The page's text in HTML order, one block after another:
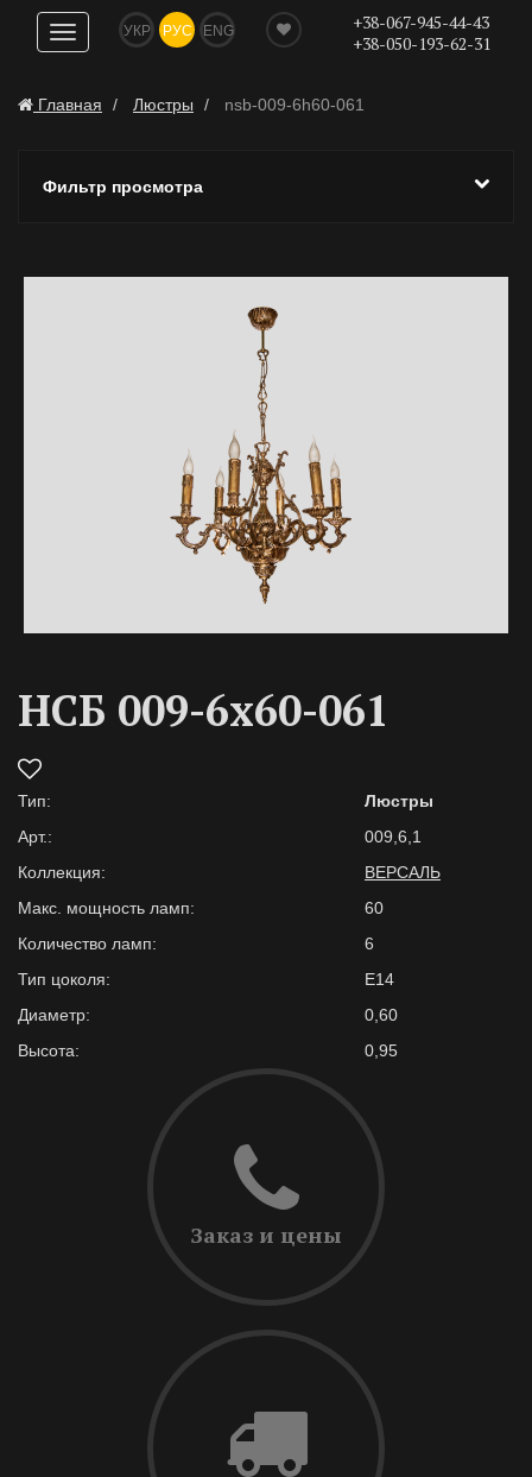
Показать
навигацию
УКР РУС ENG
+38-067-945-44-43
+38-050-193-62-31
Главная Люстры nsb-009-6h60-061
Фильтр просмотра
НСБ 009-6х60-061
Тип:
Люстры
Арт.:
009,6,1
Коллекция:
ВЕРСАЛЬ
Макс. мощность ламп:
60
Количество ламп:
6
Тип цоколя:
E14
Диаметр:
0,60
Высота:
0,95
Заказ и цены